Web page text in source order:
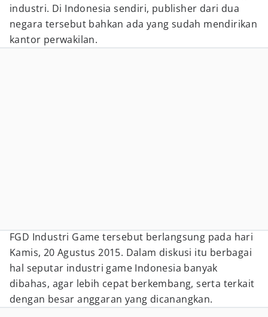
industri. Di Indonesia sendiri, publisher dari dua
negara tersebut bahkan ada yang sudah mendirikan
kantor perwakilan.
FGD Industri Game tersebut berlangsung pada hari
Kamis, 20 Agustus 2015. Dalam diskusi itu berbagai
hal seputar industri game Indonesia banyak
dibahas, agar lebih cepat berkembang, serta terkait
dengan besar anggaran yang dicanangkan.